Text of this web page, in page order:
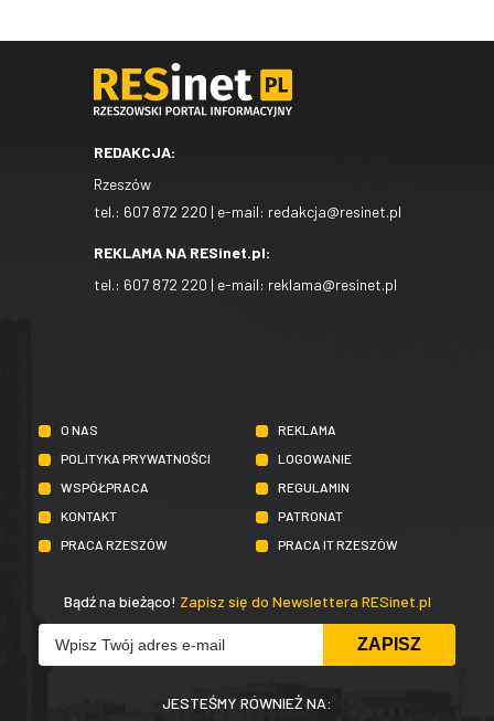
REDAKCJA:
Rzeszów
tel.: 607 872 220 | e-mail: redakcja@resinet.pl
REKLAMA NA RESinet.pl:
tel.: 607 872 220 | e-mail: reklama@resinet.pl
O NAS
REKLAMA
POLITYKA PRYWATNOŚCI
LOGOWANIE
WSPÓŁPRACA
REGULAMIN
KONTAKT
PATRONAT
PRACA RZESZÓW
PRACA IT RZESZÓW
Bądź na bieżąco! Zapisz się do Newslettera RESinet.pl
JESTEŚMY RÓWNIEŻ NA: